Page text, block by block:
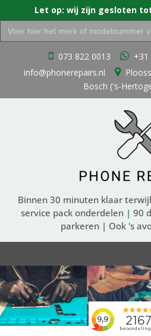
Zoek
naar:
073 822 0013
+31
info@phonerepairs.nl
Bosch ('s-
Binnen 30 minuten klaar
service pack onderdelen | 90
parkeren| Ook 's
Let op: wij zijn gesloten